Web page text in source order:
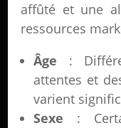
affûté et une
ressources
Âge :
attentes et
varient
Sexe :